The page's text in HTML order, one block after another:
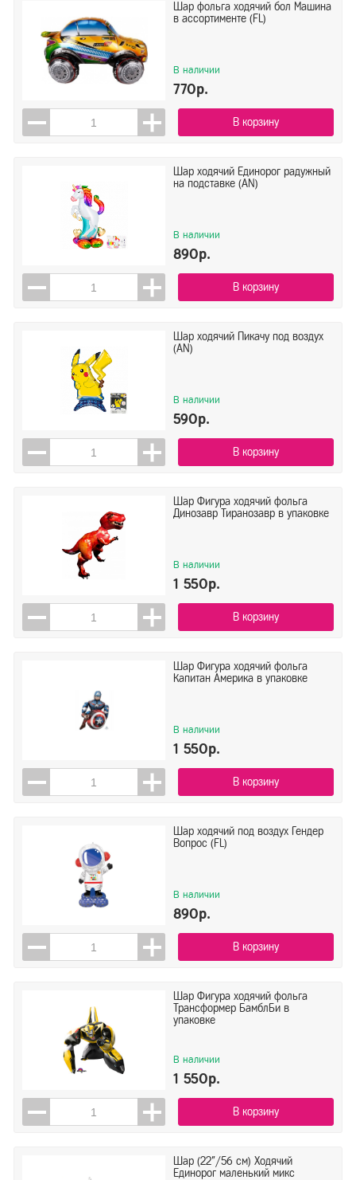
Шар фольга ходячий бол Машина
в ассортименте (FL)
В наличии
770р.
В корзину
Шар ходячий Единорог радужный
на подставке (AN)
В наличии
890р.
В корзину
Шар ходячий Пикачу под воздух
(AN)
В наличии
590р.
В корзину
Шар Фигура ходячий фольга
Динозавр Тиранозавр в упаковке
В наличии
1 550р.
В корзину
Шар Фигура ходячий фольга
Капитан Америка в упаковке
В наличии
1 550р.
В корзину
Шар ходячий под воздух Гендер
Вопрос (FL)
В наличии
890р.
В корзину
Шар Фигура ходячий фольга
Трансформер БамблБи в
упаковке
В наличии
1 550р.
В корзину
Шар (22"/56 см) Ходячий
Единорог маленький микс